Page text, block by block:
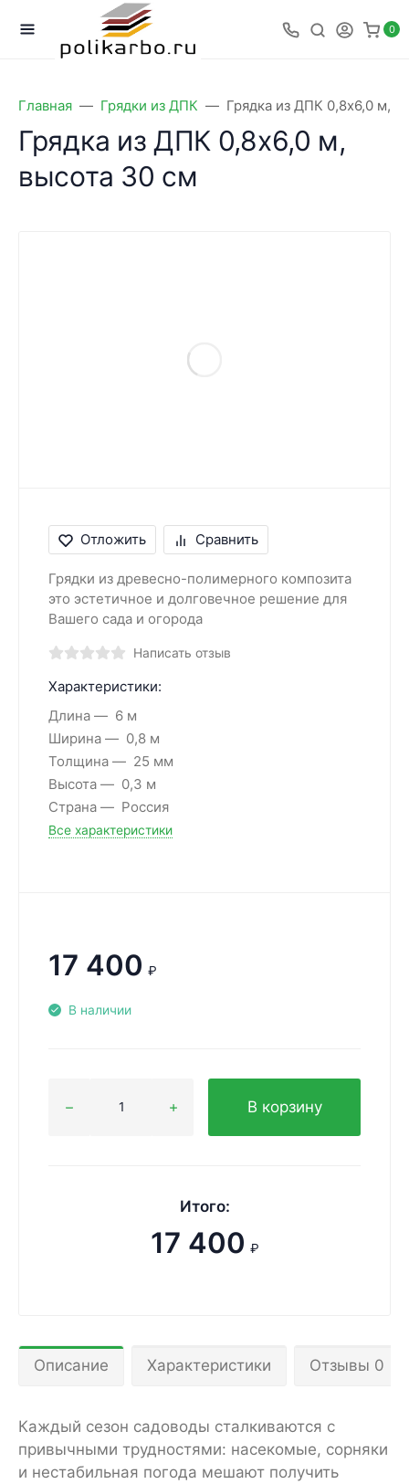
0
Главная Грядки из ДПК Грядка из ДПК 0,8х6,0 м,
Грядка из ДПК 0,8х6,0 м,
высота 30 см
Отложить Сравнить
Грядки из древесно-полимерного композита
это эстетичное и долговечное решение для
Вашего сада и огорода
Написать отзыв
Характеристики:
Длина
6 м
Ширина
0,8 м
Толщина
25 мм
Высота
0,3 м
Страна
Россия
Все характеристики
17 400 ₽
В наличии
В корзину
Итого:
17 400 ₽
Описание Характеристики Отзывы 0
Каждый сезон садоводы сталкиваются с
привычными трудностями: насекомые, сорняки
и нестабильная погода мешают получить